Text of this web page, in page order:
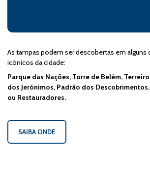
As tampas podem ser descobertas em
icónicos da cidade:
Parque das Nações, Torre de Belém,
dos Jerónimos, Padrão dos
ou Restauradores.
SAIBA ONDE